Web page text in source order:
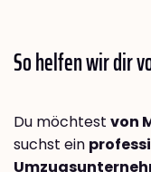
So helfen wir dir
Du möchtest von
suchst ein